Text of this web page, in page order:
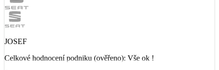
JOSEF
Celkové hodnocení podniku (ověřeno): Vše ok !